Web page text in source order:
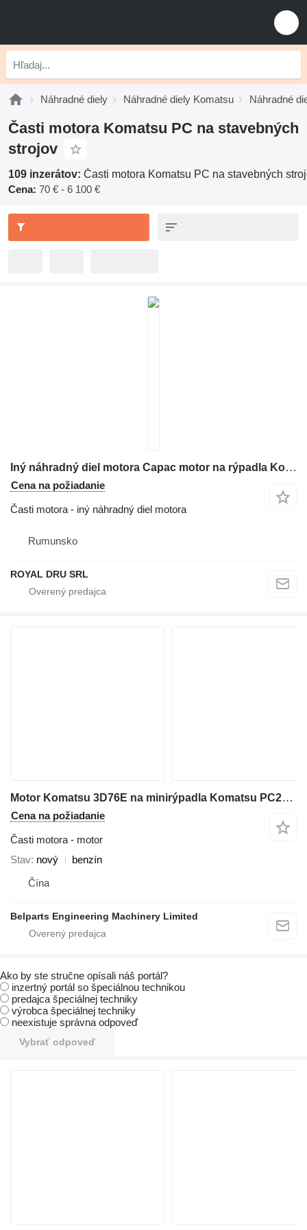
Náhradné diely Náhradné diely Komatsu Náhradné
Časti motora Komatsu PC na stavebných
strojov
109 inzerátov: Časti motora Komatsu PC na stavebných
Cena: 70 € - 6 100 €
Iný náhradný diel motora Capac motor na rýpadla Komatsu PC210-11
Cena na požiadanie
Časti motora - iný náhradný diel motora
Rumunsko
ROYAL DRU SRL
Motor Komatsu 3D76E na minirýpadla Komatsu PC20MR‑2 PC20MR‑3 PC22MR‑3 PC26MR‑3
Cena na požiadanie
Časti motora - motor
Stav nový
benzín
Čína
Belparts Engineering Machinery Limited
Ako by ste stručne opísali náš portál?
inzertný portál so špeciálnou technikou
predajca špeciálnej techniky
výrobca špeciálnej techniky
neexistuje správna odpoveď
Vybrať odpoveď